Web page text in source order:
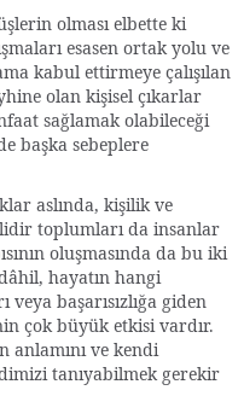
olması elbette ki
esasen ortak yolu ve
kabul ettirmeye çalışılan
olan kişisel çıkarlar
sağlamak olabileceği
başka sebeplere
aslında, kişilik ve
toplumları da insanlar
oluşmasında da bu iki
hayatın hangi
başarısızlığa giden
çok büyük etkisi vardır.
anlamını ve kendi
tanıyabilmek gerekir